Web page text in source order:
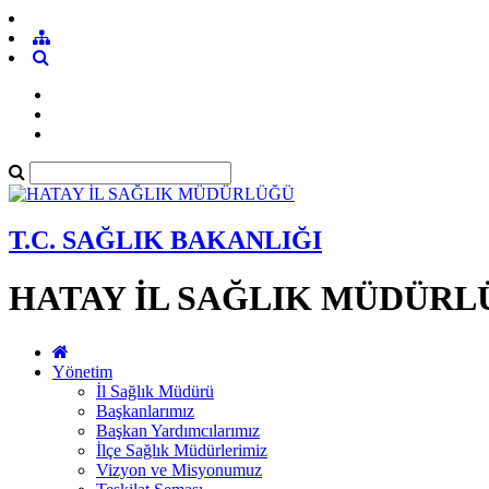
T.C. SAĞLIK BAKANLIĞI
HATAY İL SAĞLIK
Yönetim
İl Sağlık Müdürü
Başkanlarımız
Başkan Yardımcılarımız
İlçe Sağlık Müdürlerimiz
Vizyon ve Misyonumuz